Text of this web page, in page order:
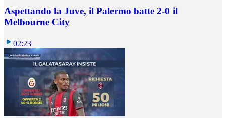
Aspettando la Juve, il Palermo batte 2-0 il
Melbourne City
02:23